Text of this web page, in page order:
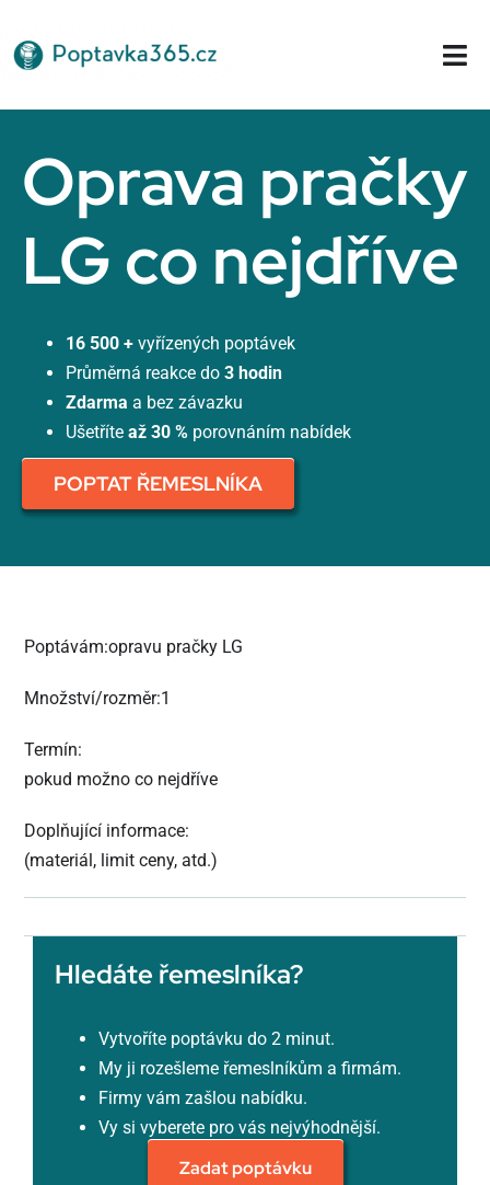
na
obsah
Oprava pračky
LG co nejdříve
16 500 + vyřízených poptávek
Průměrná reakce do 3 hodin
Zdarma a bez závazku
Ušetříte až 30 %porovnáním nabídek
POPTAT ŘEMESLNÍKA
Poptávám:opravu pračky LG
Množství/rozměr:1
Termín:
pokud možno co nejdříve
Doplňující informace:
(materiál, limit ceny, atd.)
Hledáte řemeslníka?
Vytvoříte poptávku do 2 minut.
My ji rozešleme řemeslníkům a firmám.
Firmy vám zašlou nabídku.
Vy si vyberete pro vás nejvýhodnější.
Zadat poptávku